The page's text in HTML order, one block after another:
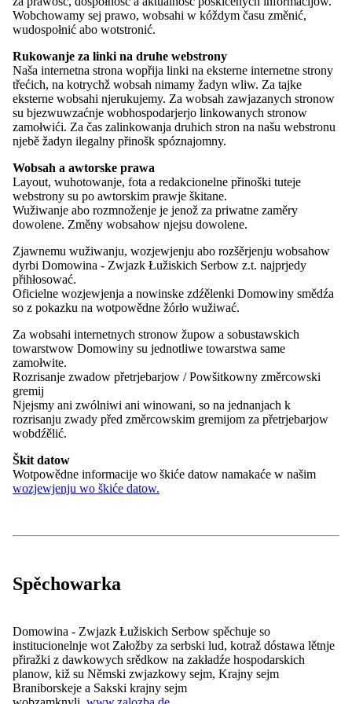
towarstwow.
Našej hłownej sydle stej Serbski dom na Póstowym naměsće w
smy we wšěch regionach zakótwjeni - tuž mamy dalše běrowy w
Chrósćicach, Dešnje, Wojerecach, Přiwćicach, Radworju, Slepom a
Delnim Wujězdźe.
Čitaj dalemjenje
Zo by tutón element wotčinił, dyrbiš slědowacej kategoriji
cookiejow přihłosować: External Media.
Začitaj cookieje kategorije External Media
Što woznamjenja, być Serbowka abo Serb?
Krótki film znazornja rěč, identitu a zhromadnosć. Tu zhoniće, što je
nam wažne: serbsku rěč a kulturu nadal zdźeržeć a zwjazanosć
skrućić.
Čitaj dale
Stawizny
Towarstwa a zwjazki
Kontakt
Nowosće
info@domowina.de
Wokolnik:
Přizjew so
Spěchowarka:
Wobchowamy sej prawo, wobsahi w kóždym času změnić,
wudospołnić abo wotstronić.
Rukowanje za linki na druhe webstrony
Naša internetna strona wopřija linki na eksterne internetne strony
třećich, na kotrychž wobsah nimamy žadyn wliw. Za tajke
eksterne wobsahi njerukujemy. Za wobsah zawjazanych stronow
su bjezwuwzaćnje wobhospodarjerjo linkowanych stronow
zamołwići. Za čas zalinkowanja druhich stron na našu webstronu
njebě žadyn ilegalny přinošk spóznajomny.
Wobsah a awtorske prawa
Layout, wuhotowanje, fota a redakcionelne přinoški tuteje
webstrony su po awtorskim prawje škitane.
Wužiwanje abo rozmnoženje je jenož za priwatne zaměry
dowolene. Změny wobsahow njejsu dowolene.
Zjawnemu wužiwanju, wozjewjenju abo rozšěrjenju wobsahow
dyrbi Domowina - Zwjazk Łužiskich Serbow z.t. najprjedy
přihłosować.
Oficielne wozjewjenja a nowinske zdźělenki Domowiny smědźa
so z pokazku na wotpowědne žórło wužiwać.
Za wobsahi internetnych stronow župow a sobustawskich
towarstwow Domowiny su jednotliwe towarstwa same
zamołwite.
Rozrisanje zwadow přetrjebarjow / Powšitkowny změrcowski
gremij
Njejsmy ani zwólniwi ani winowani, so na jednanjach k
rozrisanju zwady před změrcowskim gremijom za přetrjebarjow
wobdźělić.
Škit datow
Wotpowědne informacije wo škiće datow namakaće w našim
wozjewjenju wo škiće datow.
Spěchowarka
Domowina - Zwjazk Łužiskich Serbow spěchuje so
institucionelnje wot Załožby za serbski lud, kotraž dóstawa lětnje
přiražki z dawkowych srědkow na zakładźe hospodarskich
planow, kiž su Němski zwjazkowy sejm, Krajny sejm
Braniborskeje a Sakski krajny sejm